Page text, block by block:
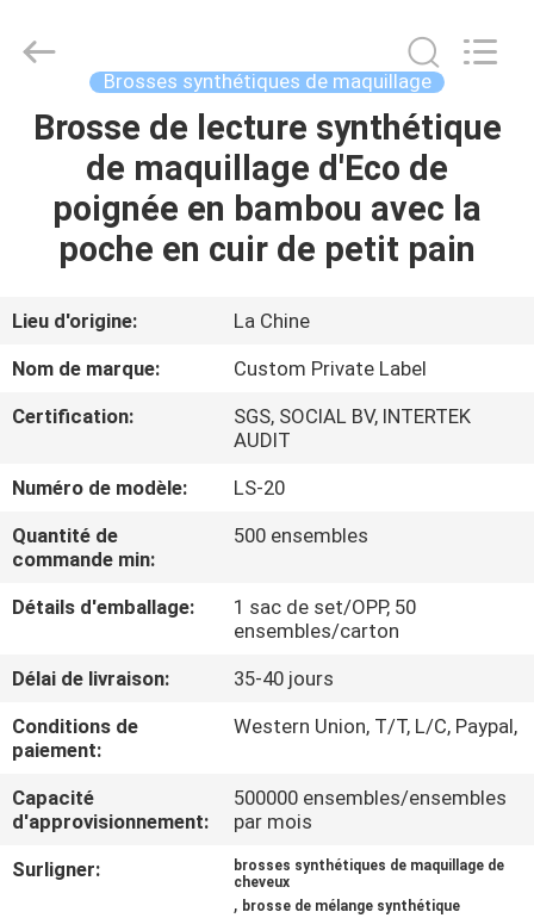
MAISON
PRODUITS
SUJET
DE
NOUS
VISITE
D'USINE
CONTRÔLE
QUALITÉ
PLAN
DU
SITE
Chanmy
Cosmetics
Reserved.
Brosses synthétiques de maquillage
Brosse de lecture synthétique
de maquillage d'Eco de
poignée en bambou avec la
poche en cuir de petit pain
Lieu d'origine:
La Chine
Nom de marque:
Custom Private Label
Certification:
SGS, SOCIAL BV, INTERTEK
AUDIT
Numéro de modèle:
LS-20
Quantité de
commande min:
500 ensembles
Détails d'emballage:
1 sac de set/OPP, 50
ensembles/carton
Délai de livraison:
35-40 jours
Conditions de
paiement:
Western Union, T/T, L/C, Paypal,
Capacité
d'approvisionnement:
500000 ensembles/ensembles
par mois
Surligner:
brosses synthétiques de maquillage de
cheveux
, brosse de mélange synthétique